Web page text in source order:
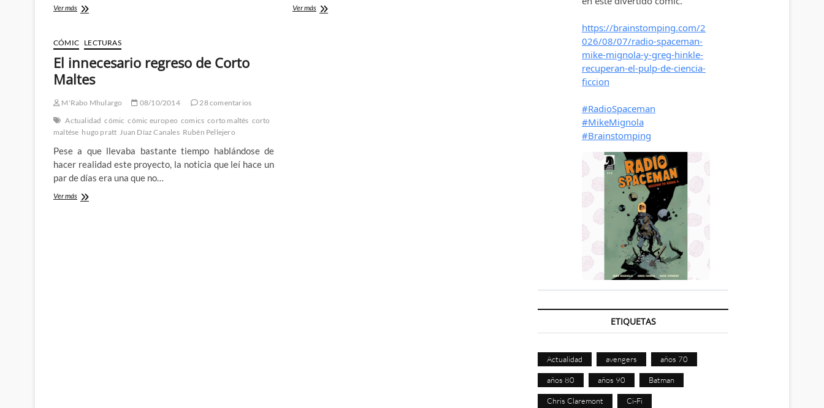
Ver másY
hace
casi
veinte
años
a
de
mis
autores
–
Hugo
(1927-
1995)
Ver másLos
CÓMIC LECTURAS
El innecesario regreso de Corto
Maltes
M'Rabo Mhulargo 08/10/2014
28 comentarios
Actualidad cómic cómic europeo comics corto maltés corto
maltése hugo pratt Juan Díaz Canales Rubén Pellejero
Pese a que llevaba bastante tiempo hablándose de
hacer realidad este proyecto, la noticia que leí hace un
par de días era una que no…
Ver másEl
ETIQUETAS
Actualidad avengers años 70
años 80 años 90 Batman
Chris Claremont Ci-Fi